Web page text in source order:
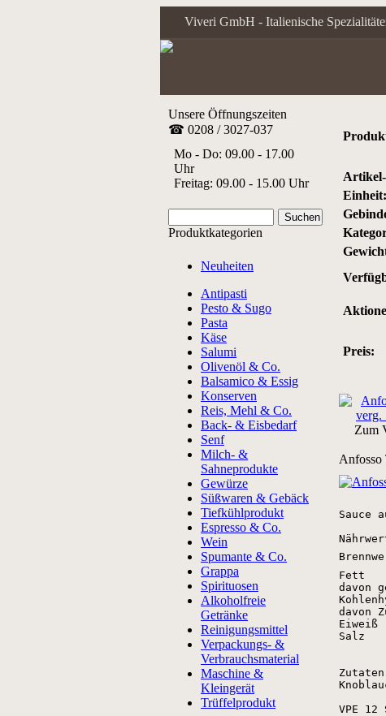
Viveri GmbH - Italienische
Unsere Öffnungszeiten
☎ 0208 / 3027-037
Mo - Do: 09.00 - 17.00
Uhr
Freitag: 09.00 - 15.00 Uhr
Produktkategorien
Neuheiten
Antipasti
Pesto & Sugo
Pasta
Käse
Salumi
Olivenöl & Co.
Balsamico & Essig
Konserven
Reis, Mehl & Co.
Back- & Eisbedarf
Senf
Milch- &
Sahneprodukte
Gewürze
Süßwaren & Gebäck
Tiefkühlprodukt
Espresso & Co.
Wein
Spumante & Co.
Grappa
Spirituosen
Alkoholfreie
Getränke
Reinigungsmittel
Verpackungs- &
Verbrauchsmaterial
Maschine &
Kleingerät
Trüffelprodukt
Einheit:
Preis:
Zum
Anfosso
Sauce
Fett
davon
davon
Eiweiß
Salz
VPE